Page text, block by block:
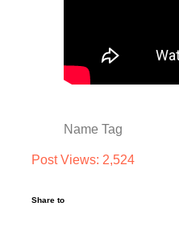
Name Tag
Post Views: 2,524
Share to